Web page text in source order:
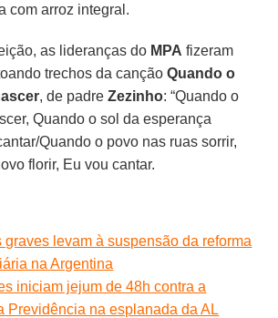
com arroz integral.
as lideranças do MPA fizeram
trechos da cançãoQuando o
, de padreZezinho: “Quando o
Quando o sol da esperança
Quando o povo nas ruas sorrir,
florir, Eu vou cantar.
graves levam à suspensão da reforma
na Argentina
iniciam jejum de 48h contra a
Previdência na esplanada da AL